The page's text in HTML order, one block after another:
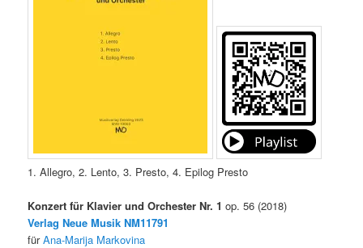
1. Allegro, 2. Lento, 3. Presto, 4. Epilog Presto
Konzert für Klavier und Orchester Nr. 1 op. 56 (2018)
Verlag Neue Musik NM11791
fürAna-Marija Markovina